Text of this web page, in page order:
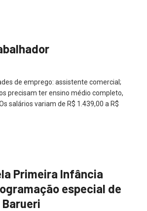
de emprego: assistente comercial;
precisam ter ensino médio completo,
salários variam de R$ 1.439,00 a R$
Primeira Infância
especial de